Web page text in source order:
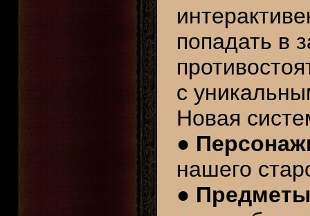
попадать в
с
Новая
●
нашего
● Предметы